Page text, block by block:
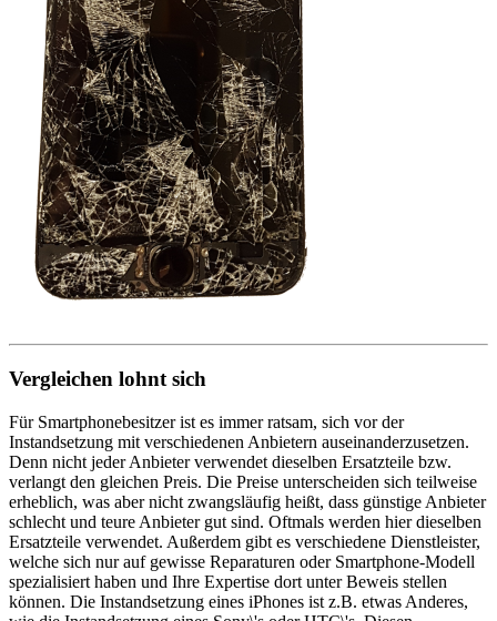
Vergleichen lohnt sich
Für Smartphonebesitzer ist es immer ratsam, sich vor der
Instandsetzung mit verschiedenen Anbietern auseinanderzusetzen.
Denn nicht jeder Anbieter verwendet dieselben Ersatzteile bzw.
verlangt den gleichen Preis. Die Preise unterscheiden sich teilweise
erheblich, was aber nicht zwangsläufig heißt, dass günstige Anbieter
schlecht und teure Anbieter gut sind. Oftmals werden hier dieselben
Ersatzteile verwendet. Außerdem gibt es verschiedene Dienstleister,
welche sich nur auf gewisse Reparaturen oder Smartphone-Modell
spezialisiert haben und Ihre Expertise dort unter Beweis stellen
können. Die Instandsetzung eines iPhones ist z.B. etwas Anderes,